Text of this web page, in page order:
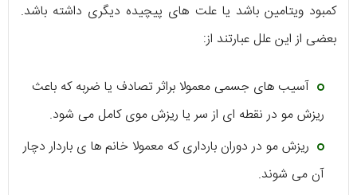
کمبود ویتامین باشد یا علت های پیچیده دیگری داشته باشد.
بعضی از این علل عبارتند از:
آسیب های جسمی معمولا براثر تصادف یا ضربه که باعث
ریزش مو در نقطه ای از سر یا ریزش موی کامل می شود.
ریزش مو در دوران بارداری که معمولا خانم ها ی باردار دچار
آن می شوند.